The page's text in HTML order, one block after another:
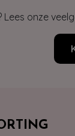
onze